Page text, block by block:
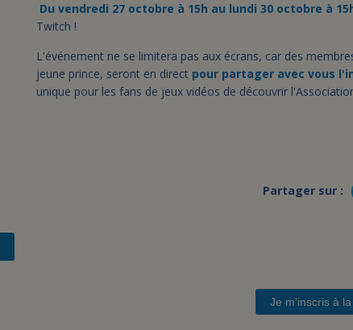
Du vendredi 27 octobre à 15h au lundi 30 octobre à
Twitch !
L'événement ne se limitera pas aux écrans, car des
jeune prince, seront en direct pour partager avec vous
unique pour les fans de jeux vidéos de découvrir
Partager sur :
Je m'inscris à